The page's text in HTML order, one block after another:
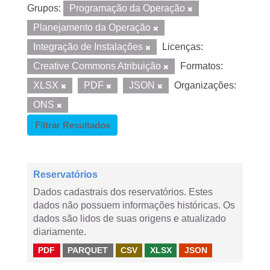
Grupos:
Programação da Operação
Planejamento da Operação
Integração de Instalações
Licenças:
Creative Commons Atribuição
Formatos:
XLSX
PDF JSON
Organizações:
ONS
Filtrar Resultados
Reservatórios
Dados cadastrais dos reservatórios. Estes
dados não possuem informações históricas. Os
dados são lidos de suas origens e atualizado
diariamente.
PDF PARQUET CSV XLSX JSON